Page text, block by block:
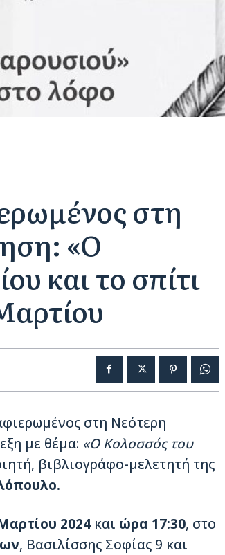
στη
«Ο
και το σπίτι
στη Νεότερη
με θέμα: «Ο Κολοσσός του
βιβλιογράφο-μελετητή της
2024 και ώρα 17:30, στο
, Βασιλίσσης Σοφίας 9 και